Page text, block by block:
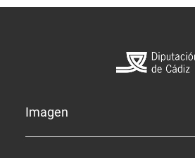
Imagen